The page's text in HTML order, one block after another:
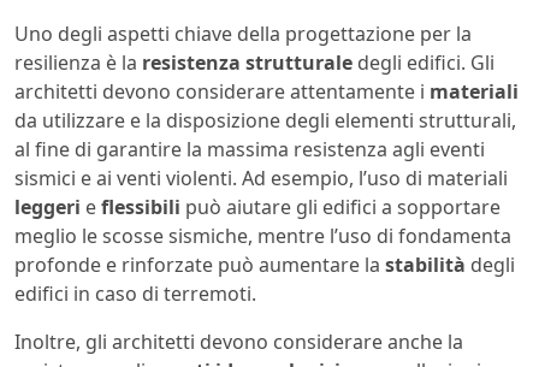
Uno degli aspetti chiave della progettazione per la
resilienza è la resistenza strutturale degli edifici. Gli
architetti devono considerare attentamente i materiali
da utilizzare e la disposizione degli elementi strutturali,
al fine di garantire la massima resistenza agli eventi
sismici e ai venti violenti. Ad esempio, l’uso di materiali
leggeri eflessibili può aiutare gli edifici a sopportare
meglio le scosse sismiche, mentre l’uso di fondamenta
profonde e rinforzate può aumentare la stabilità degli
edifici in caso di terremoti.
Inoltre, gli architetti devono considerare anche la